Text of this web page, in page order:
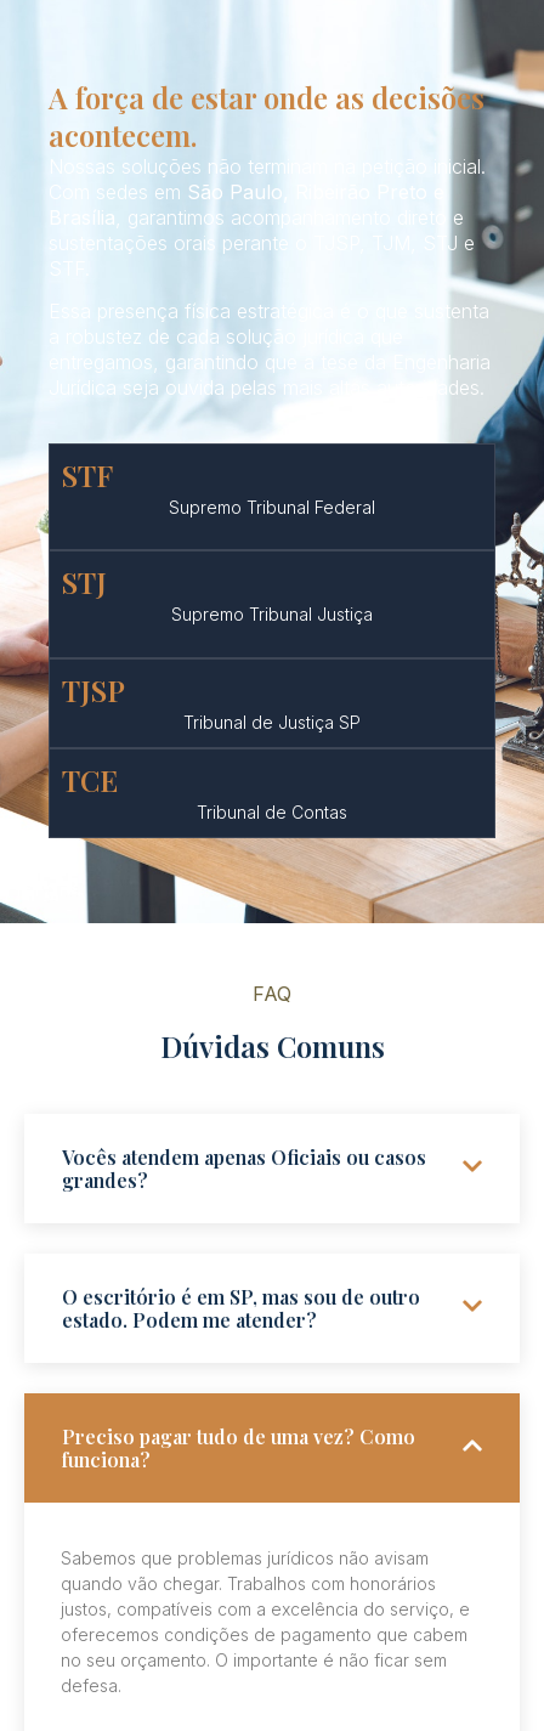
A força de estar onde as decisões
acontecem.
Nossas soluções não terminam na petição inicial.
Com sedes em São Paulo, Ribeirão Preto e
Brasília, garantimos acompanhamento direto e
sustentações orais perante o TJSP, TJM, STJ e
Essa presença física estratégica é o que sustenta
a robustez de cada solução jurídica que
entregamos, garantindo que a tese da Engenharia
Jurídica seja ouvida pelas mais altas autoridades.
STF
Supremo Tribunal Federal
STJ
Supremo Tribunal Justiça
TJSP
Tribunal de Justiça SP
TCE
Tribunal de Contas
FAQ
Dúvidas Comuns
Vocês atendem apenas Oficiais ou casos
grandes?
O escritório é em SP, mas sou de outro
estado. Podem me atender?
Preciso pagar tudo de uma vez? Como
funciona?
Sabemos que problemas jurídicos não avisam
quando vão chegar. Trabalhos com honorários
justos, compatíveis com a excelência do serviço, e
oferecemos condições de pagamento que cabem
no seu orçamento. O importante é não ficar sem
defesa.